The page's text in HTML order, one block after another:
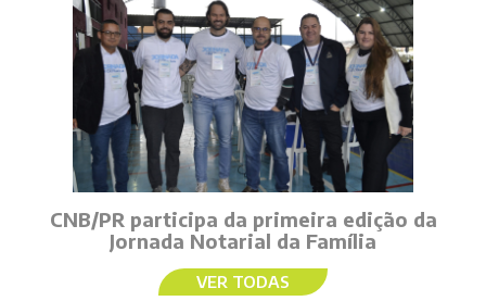
CNB/PR participa da primeira edição da
Jornada Notarial da Família
VER TODAS